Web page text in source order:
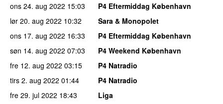
ons 24. aug 2022 15:03
P4 Eftermiddag København
lør 20. aug 2022 10:32
Sara & Monopolet
ons 17. aug 2022 16:33
P4 Eftermiddag København
søn 14. aug 2022 07:03
P4 Weekend København
fre 12. aug 2022 03:15
P4 Natradio
tirs 2. aug 2022 01:44
P4 Natradio
fre 29. jul 2022 18:43
Liga